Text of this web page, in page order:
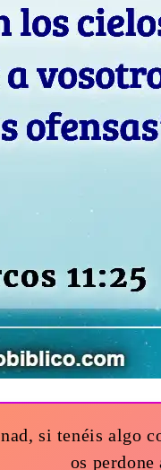
si tenéis algo
os perdone